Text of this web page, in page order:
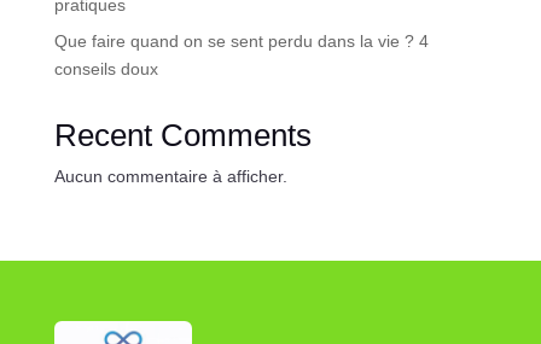
pratiques
Que faire quand on se sent perdu dans la vie ? 4
conseils doux
Recent Comments
Aucun commentaire à afficher.